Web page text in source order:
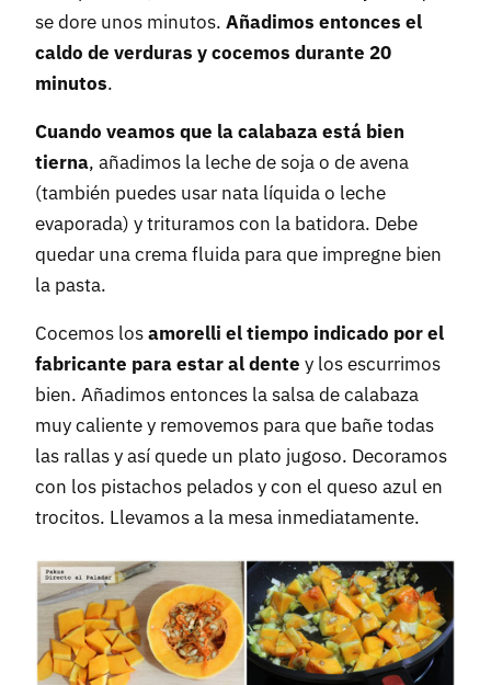
se dore unos minutos. Añadimos entonces el
caldo de verduras y cocemos durante 20
minutos.
Cuando veamos que la calabaza está bien
tierna, añadimos la leche de soja o de avena
(también puedes usar nata líquida o leche
evaporada) y trituramos con la batidora. Debe
quedar una crema fluida para que impregne bien
la pasta.
Cocemos losamorelli el tiempo indicado por el
fabricante para estar al dente y los escurrimos
bien. Añadimos entonces la salsa de calabaza
muy caliente y removemos para que bañe todas
las rallas y así quede un plato jugoso. Decoramos
con los pistachos pelados y con el queso azul en
trocitos. Llevamos a la mesa inmediatamente.